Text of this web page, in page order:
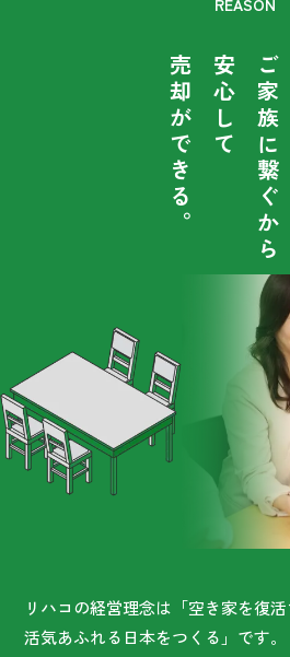
ご家族に繋ぐから
安心して
売却ができる。
リハコの経営理念は「空き家を復活
活気あふれる日本をつくる」です。